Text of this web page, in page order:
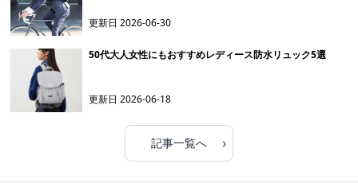
更新日2026-06-30
50代大人女性にもおすすめレディース防水リュック5選
更新日2026-06-18
記事一覧へ ›